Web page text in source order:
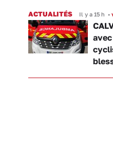
ACTUALITÉS Il y a 15 h •